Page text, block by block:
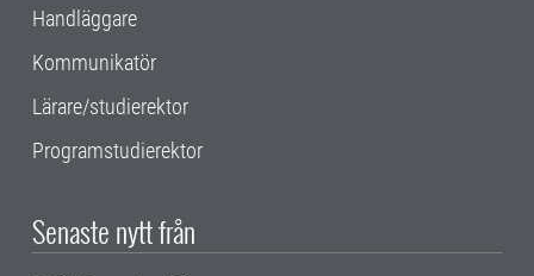
Handläggare
Kommunikatör
Lärare/studierektor
Programstudierektor
Senaste nytt från